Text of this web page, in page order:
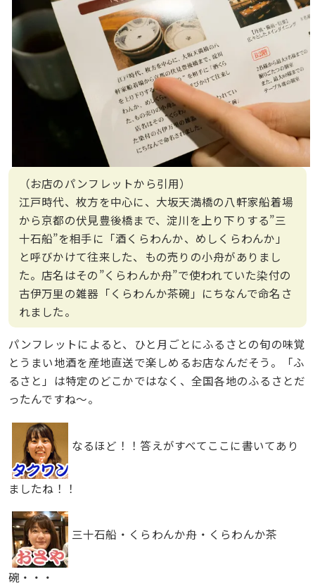
（お店のパンフレットから引用）
江戸時代、枚方を中心に、大坂天満橋の八軒家船着場
から京都の伏見豊後橋まで、淀川を上り下りする”三
十石船”を相手に「酒くらわんか、めしくらわんか」
と呼びかけて往来した、もの売りの小舟がありまし
た。店名はその”くらわんか舟”で使われていた染付の
古伊万里の雑器「くらわんか茶碗」にちなんで命名さ
れました。
パンフレットによると、ひと月ごとにふるさとの旬の味覚
とうまい地酒を産地直送で楽しめるお店なんだそう。「ふ
るさと」は特定のどこかではなく、全国各地のふるさとだ
ったんですね〜。
なるほど！！答えがすべてここに書いてあり
ましたね！！
三十石船・くらわんか舟・くらわんか茶
碗・・・